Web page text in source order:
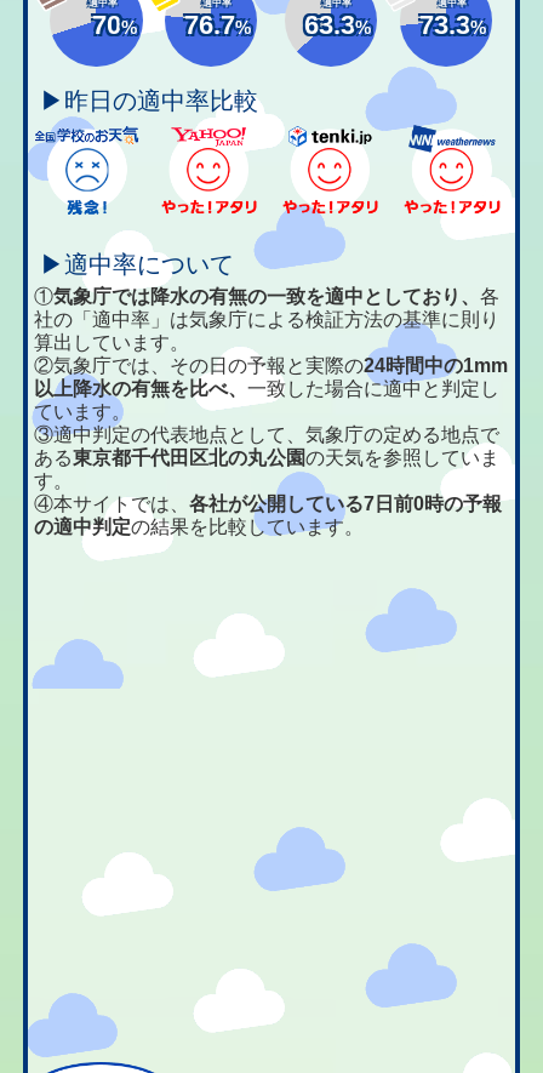
適中率
70%
適中率
76.7%
適中率
63.3%
適中率
73.3%
▶昨日の適中率比較
▶適中率について
①気象庁では降水の有無の一致を適中としており、各
社の「適中率」は気象庁による検証方法の基準に則り
算出しています。
②気象庁では、その日の予報と実際の24時間中の1mm
以上降水の有無を比べ、一致した場合に適中と判定し
ています。
③適中判定の代表地点として、気象庁の定める地点で
ある東京都千代田区北の丸公園の天気を参照していま
す。
④本サイトでは、各社が公開している7日前0時の予報
の適中判定の結果を比較しています。